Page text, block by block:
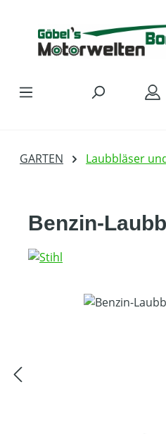
GARTEN Laubbläser
Benzin-
Bildergalerie überspringen